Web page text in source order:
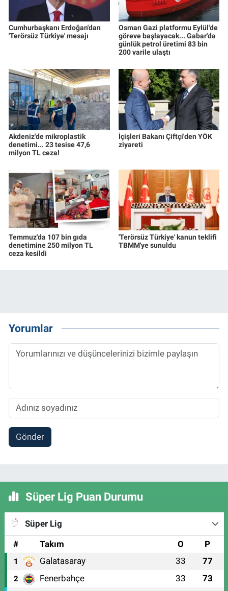
Cumhurbaşkanı Erdoğan'dan
'Terörsüz Türkiye' mesajı
Osman Gazi platformu Eylül'de
göreve başlayacak... Gabar'da
günlük petrol üretimi 83 bin
200 varile ulaştı
Akdeniz'de mikroplastik
denetimi... 23 tesise 47,6
milyon TL ceza!
İçişleri Bakanı Çiftçi'den YÖK
ziyareti
Temmuz'da 107 bin gıda
denetimine 250 milyon TL
ceza kesildi
'Terörsüz Türkiye' kanun teklifi
TBMM'ye sunuldu
Yorumlar
Gönder
Süper Lig Puan Durumu
Süper Lig
#
Takım O P
1 Galatasaray 33 77
2 Fenerbahçe 33 73